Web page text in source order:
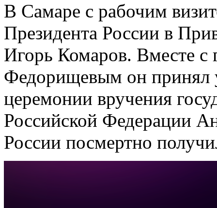
В Самаре с рабочим
Президента России в
Игорь Комаров. Вместе с
Федорищевым он принял
церемонии вручения
Российской Федерации
России посмертно